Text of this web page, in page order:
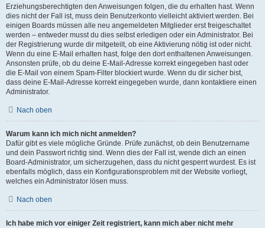
Erziehungsberechtigten den Anweisungen folgen, die du erhalten hast. Wenn
dies nicht der Fall ist, muss dein Benutzerkonto vielleicht aktiviert werden. Bei
einigen Boards müssen alle neu angemeldeten Mitglieder erst freigeschaltet
werden – entweder musst du dies selbst erledigen oder ein Administrator. Bei
der Registrierung wurde dir mitgeteilt, ob eine Aktivierung nötig ist oder nicht.
Wenn du eine E-Mail erhalten hast, folge den dort enthaltenen Anweisungen.
Ansonsten prüfe, ob du deine E-Mail-Adresse korrekt eingegeben hast oder
die E-Mail von einem Spam-Filter blockiert wurde. Wenn du dir sicher bist,
dass deine E-Mail-Adresse korrekt eingegeben wurde, dann kontaktiere einen
Administrator.
Nach oben
Warum kann ich mich nicht anmelden?
Dafür gibt es viele mögliche Gründe. Prüfe zunächst, ob dein Benutzername
und dein Passwort richtig sind. Wenn dies der Fall ist, wende dich an einen
Board-Administrator, um sicherzugehen, dass du nicht gesperrt wurdest. Es ist
ebenfalls möglich, dass ein Konfigurationsproblem mit der Website vorliegt,
welches ein Administrator lösen muss.
Nach oben
Ich habe mich vor einiger Zeit registriert, kann mich aber nicht mehr